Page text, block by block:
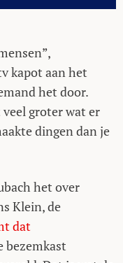
kapot aan het
het door.
groter wat er
dingen dan je
het over
Klein, de
dat
bezemkast